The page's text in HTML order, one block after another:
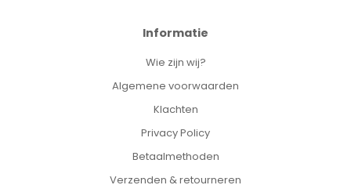
Informatie
Wie zijn wij?
Algemene voorwaarden
Klachten
Privacy Policy
Betaalmethoden
Verzenden & retourneren